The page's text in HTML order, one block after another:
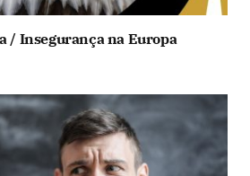
/ Insegurança na Europa